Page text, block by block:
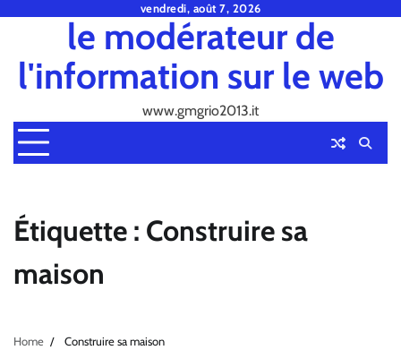
vendredi, août 7, 2026
le modérateur de
l'information sur le web
www.gmgrio2013.it
Étiquette : Construire sa
maison
Home Construire sa maison